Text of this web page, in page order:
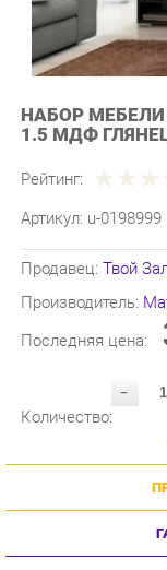
НАБОР
1.5 МДФ
Артикул: u-0198999
Производитель:
Последняя цена:
-
Доставка